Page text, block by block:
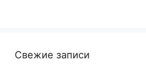
Свежие записи